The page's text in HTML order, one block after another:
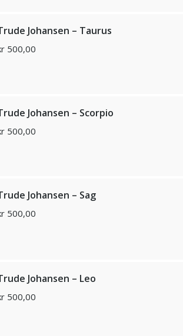
Johansen – Taurus
500,00
Johansen – Scorpio
500,00
Johansen – Sag
500,00
Johansen – Leo
500,00